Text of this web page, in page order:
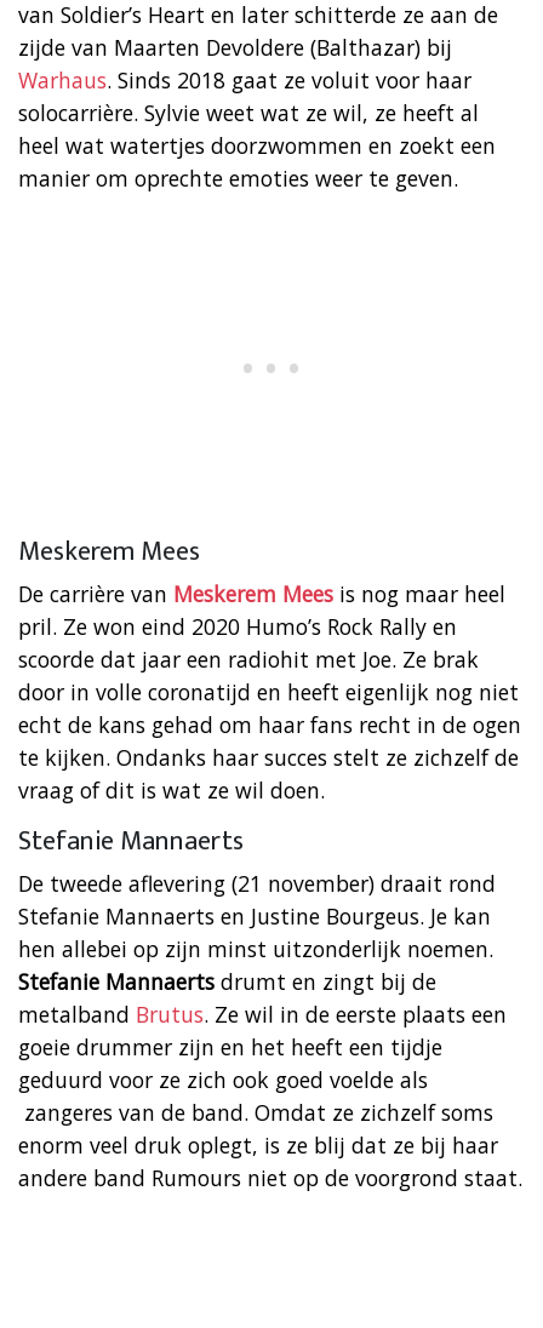
van Soldier’s Heart en later schitterde ze aan de
zijde van Maarten Devoldere (Balthazar) bij
Warhaus. Sinds 2018 gaat ze voluit voor haar
solocarrière. Sylvie weet wat ze wil, ze heeft al
heel wat watertjes doorzwommen en zoekt een
manier om oprechte emoties weer te geven.
Meskerem Mees
De carrière van Meskerem Mees is nog maar heel
pril. Ze won eind 2020 Humo’s Rock Rally en
scoorde dat jaar een radiohit met Joe. Ze brak
door in volle coronatijd en heeft eigenlijk nog niet
echt de kans gehad om haar fans recht in de ogen
te kijken. Ondanks haar succes stelt ze zichzelf de
vraag of dit is wat ze wil doen.
Stefanie Mannaerts
De tweede aflevering (21 november) draait rond
Stefanie Mannaerts en Justine Bourgeus. Je kan
hen allebei op zijn minst uitzonderlijk noemen.
Stefanie Mannaerts drumt en zingt bij de
metalband Brutus. Ze wil in de eerste plaats een
goeie drummer zijn en het heeft een tijdje
geduurd voor ze zich ook goed voelde als
zangeres van de band. Omdat ze zichzelf soms
enorm veel druk oplegt, is ze blij dat ze bij haar
andere band Rumours niet op de voorgrond staat.